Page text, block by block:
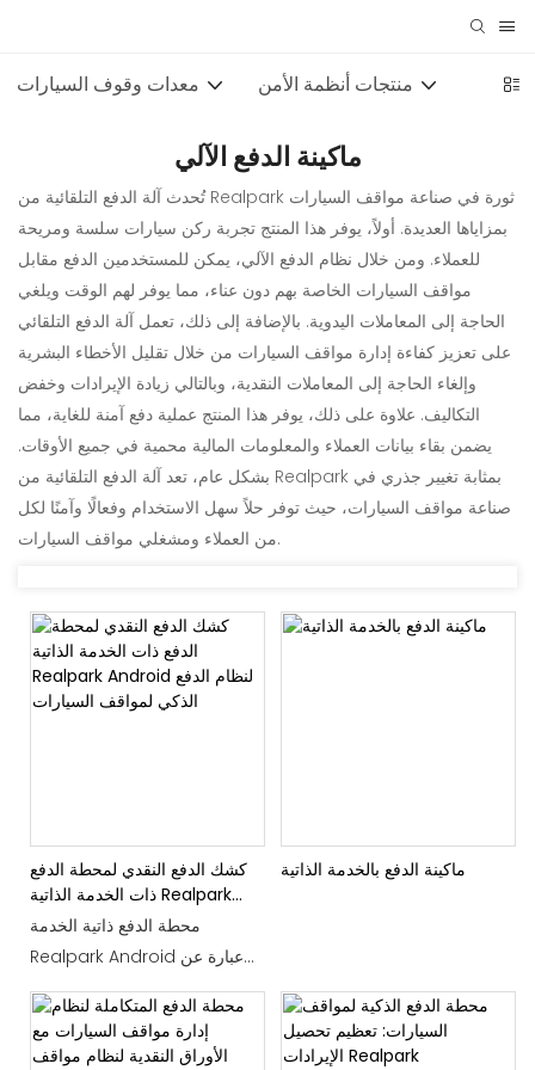
معدات وقوف السيارات منتجات أنظمة الأمن
ماكينة الدفع الآلي
تُحدث آلة الدفع التلقائية من Realpark ثورة في صناعة مواقف السيارات
بمزاياها العديدة. أولاً، يوفر هذا المنتج تجربة ركن سيارات سلسة ومريحة
للعملاء. ومن خلال نظام الدفع الآلي، يمكن للمستخدمين الدفع مقابل
مواقف السيارات الخاصة بهم دون عناء، مما يوفر لهم الوقت ويلغي
الحاجة إلى المعاملات اليدوية. بالإضافة إلى ذلك، تعمل آلة الدفع التلقائي
على تعزيز كفاءة إدارة مواقف السيارات من خلال تقليل الأخطاء البشرية
وإلغاء الحاجة إلى المعاملات النقدية، وبالتالي زيادة الإيرادات وخفض
التكاليف. علاوة على ذلك، يوفر هذا المنتج عملية دفع آمنة للغاية، مما
يضمن بقاء بيانات العملاء والمعلومات المالية محمية في جميع الأوقات.
بشكل عام، تعد آلة الدفع التلقائية من Realpark بمثابة تغيير جذري في
صناعة مواقف السيارات، حيث توفر حلاً سهل الاستخدام وفعالًا وآمنًا لكل
من العملاء ومشغلي مواقف السيارات.
كشك الدفع النقدي لمحطة الدفع
ذات الخدمة الذاتية Realpark
Android لنظام الدفع الذكي
لمواقف السيارات
محطة الدفع ذاتية الخدمة
Realpark Android عبارة عن
كشك للدفع النقدي مصمم لمواقف
السيارات الذكية، مما يوفر نظام
دفع مناسبًا وفعالًا للمستخدمين.
ماكينة الدفع بالخدمة الذاتية